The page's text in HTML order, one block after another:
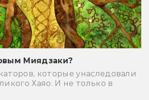
Миядзаки?
которые унаследовали
Хаяо. И не только в